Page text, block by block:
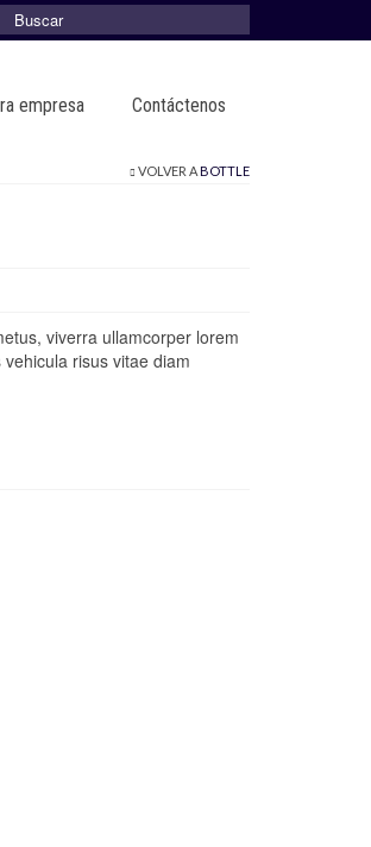
empresa Contáctenos
VOLVER ABOTTLE
viverra ullamcorper lorem
risus vitae diam